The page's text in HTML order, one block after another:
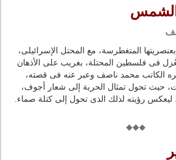
الشمس
المتغطرسة، مع المحتل الإسرائيلى،
فى فلسطين المحتلة، بغريب على الأذهان
الكاتب محمد ناصف وعبر عنه فى قصته،
حيث تحول تمثال الحرية إلى شعار أجوف،
ليعكس رؤيته لذلك الذى تحول إلى كتلة صماء.